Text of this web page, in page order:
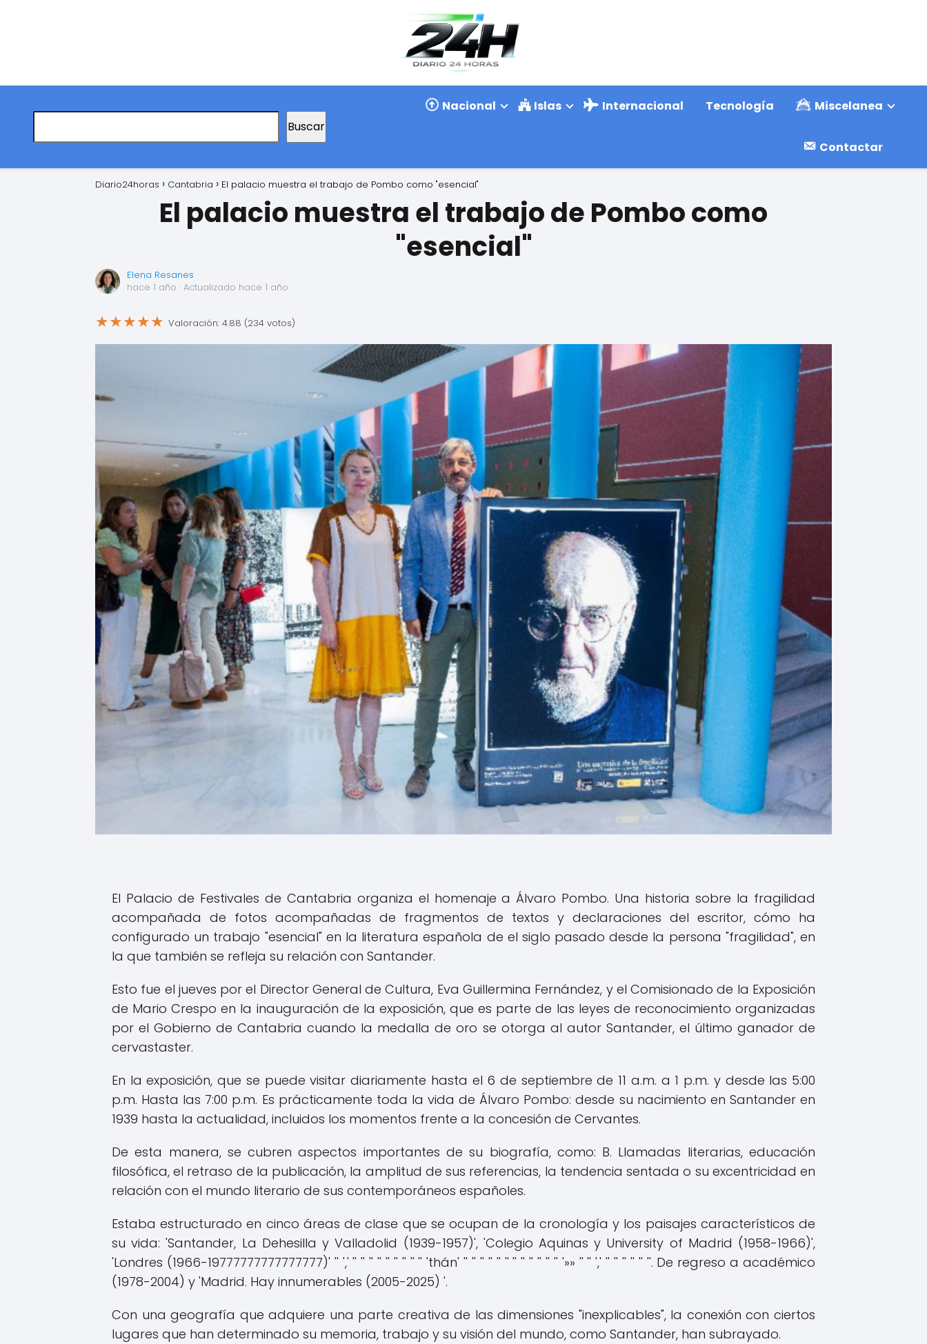
Buscar
Nacional Islas Internacional Tecnología Miscelanea
Contactar
Diario24horas Cantabria El palacio muestra el trabajo de Pombo como "esencial"
El palacio muestra el trabajo de Pombo como
"esencial"
Elena Resanes
hace 1 año · Actualizado hace 1 año
★★★★★ Valoración: 4.88 (234 votos)
El Palacio de Festivales de Cantabria organiza el homenaje a Álvaro Pombo. Una historia sobre la fragilidad
acompañada de fotos acompañadas de fragmentos de textos y declaraciones del escritor, cómo ha
configurado un trabajo "esencial" en la literatura española de el siglo pasado desde la persona "fragilidad", en
la que también se refleja su relación con Santander.
Esto fue el jueves por el Director General de Cultura, Eva Guillermina Fernández, y el Comisionado de la Exposición
de Mario Crespo en la inauguración de la exposición, que es parte de las leyes de reconocimiento organizadas
por el Gobierno de Cantabria cuando la medalla de oro se otorga al autor Santander, el último ganador de
cervastaster.
En la exposición, que se puede visitar diariamente hasta el 6 de septiembre de 11 a.m. a 1 p.m. y desde las 5:00
p.m. Hasta las 7:00 p.m. Es prácticamente toda la vida de Álvaro Pombo: desde su nacimiento en Santander en
1939 hasta la actualidad, incluidos los momentos frente a la concesión de Cervantes.
De esta manera, se cubren aspectos importantes de su biografía, como: B. Llamadas literarias, educación
filosófica, el retraso de la publicación, la amplitud de sus referencias, la tendencia sentada o su excentricidad en
relación con el mundo literario de sus contemporáneos españoles.
Estaba estructurado en cinco áreas de clase que se ocupan de la cronología y los paisajes característicos de
su vida: 'Santander, La Dehesilla y Valladolid (1939-1957)', 'Colegio Aquinas y University of Madrid (1958-1966)',
'Londres (1966-19777777777777777)' '' ',' '' '' '' '' '' '' '' '' '' 'thán' '' '' '' '' '' '' '' '' '' '' '' '' '»» '' '' ',' '' '' '' '' '' ''. De regreso a académico
(1978-2004) y 'Madrid. Hay innumerables (2005-2025) '.
Con una geografía que adquiere una parte creativa de las dimensiones "inexplicables", la conexión con ciertos
lugares que han determinado su memoria, trabajo y su visión del mundo, como Santander, han subrayado.